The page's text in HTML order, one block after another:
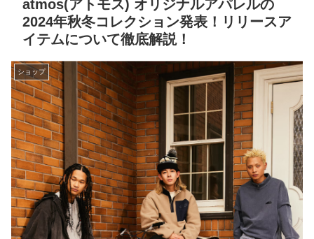
atmos(アトモス) オリジナルアパレルの
2024年秋冬コレクション発表！リリースア
イテムについて徹底解説！
ショップ